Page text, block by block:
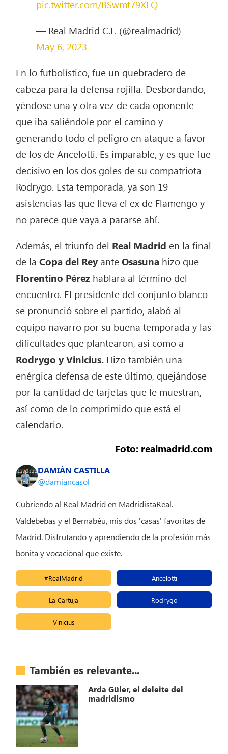
pic.twitter.com/BSwmt79XFQ
— Real Madrid C.F. (@realmadrid)
May 6, 2023
En lo futbolístico, fue un quebradero de
cabeza para la defensa rojilla. Desbordando,
yéndose una y otra vez de cada oponente
que iba saliéndole por el camino y
generando todo el peligro en ataque a favor
de los de Ancelotti. Es imparable, y es que fue
decisivo en los dos goles de su compatriota
Rodrygo. Esta temporada, ya son 19
asistencias las que lleva el ex de Flamengo y
no parece que vaya a pararse ahí.
Además, el triunfo del Real Madrid en la final
de laCopa del ReyanteOsasuna hizo que
Florentino Pérez hablara al término del
encuentro. El presidente del conjunto blanco
se pronunció sobre el partido, alabó al
equipo navarro por su buena temporada y las
dificultades que plantearon, así como a
Rodrygo y Vinicius. Hizo también una
enérgica defensa de este último, quejándose
por la cantidad de tarjetas que le muestran,
así como de lo comprimido que está el
calendario.
Foto: realmadrid.com
DAMIÁN CASTILLA
@damiancasol
Cubriendo al Real Madrid en MadridistaReal.
Valdebebas y el Bernabéu, mis dos 'casas' favoritas de
Madrid. Disfrutando y aprendiendo de la profesión más
bonita y vocacional que existe.
#RealMadrid Ancelotti
La Cartuja Rodrygo
Vinicius
También es relevante...
Arda Güler, el deleite del
madridismo